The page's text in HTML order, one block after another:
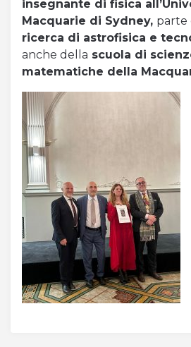
insegnante di fisica
Macquarie di Sydney, parte
ricerca di astrofisica e
anche della scuola di
matematiche della